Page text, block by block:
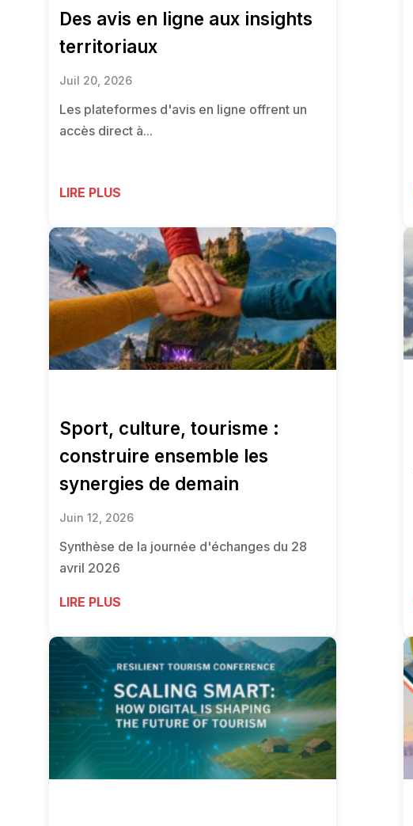
Des avis en ligne aux insights
territoriaux
Juil 20, 2026
Les plateformes d'avis en ligne offrent un
accès direct à...
LIRE PLUS
Sport, culture, tourisme :
construire ensemble les
synergies de demain
Juin 12, 2026
Synthèse de la journée d'échanges du 28
avril 2026
LIRE PLUS